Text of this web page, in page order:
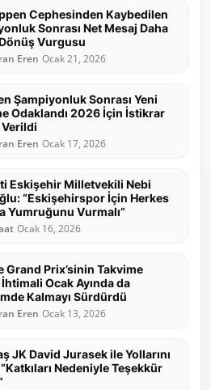
Cephesinden Kaybedilen
Sonrası Net Mesaj Daha
Vurgusu
Eren Ocak 21, 2026
Şampiyonluk Sonrası Yeni
Odaklandı 2026 İçin İstikrar
Verildi
Eren Ocak 17, 2026
Eskişehir Milletvekili Nebi
“Eskişehirspor İçin Herkes
Yumruğunu Vurmalı”
Ocak 16, 2026
Grand Prix’sinin Takvime
Ocak Ayında da
Kalmayı Sürdürdü
Eren Ocak 13, 2026
JK David Jurasek ile Yollarını
“Katkıları Nedeniyle Teşekkür